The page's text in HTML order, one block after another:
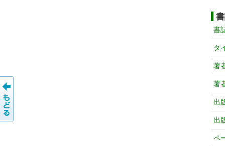
書
タ
著
著
出
出
ペ